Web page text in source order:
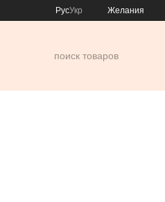
РусУкр Желания